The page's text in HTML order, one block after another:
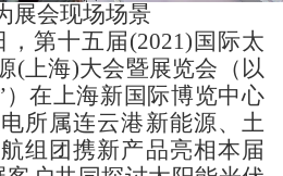
展会现场场景
，第十五届(2021) 国际太
(上海)大会暨展览会（以
）在上海新国际博览中心
所属连云港新能源、土
组团携新产品亮相本届